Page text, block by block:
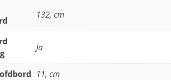
132, cm
Ja
11, cm